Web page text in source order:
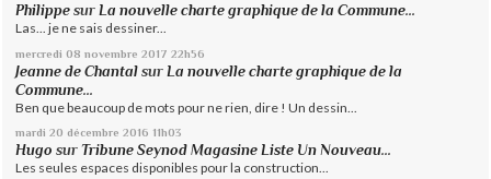
Philippe sur La nouvelle charte graphique de la Commune...
Las... je ne sais dessiner...
mercredi 08 novembre 2017 22h56
Jeanne de Chantal sur La nouvelle charte graphique de la
Commune...
Ben que beaucoup de mots pour ne rien, dire ! Un dessin...
mardi 20 décembre 2016 11h03
Hugo surTribune Seynod Magasine Liste Un Nouveau...
Les seules espaces disponibles pour la construction...